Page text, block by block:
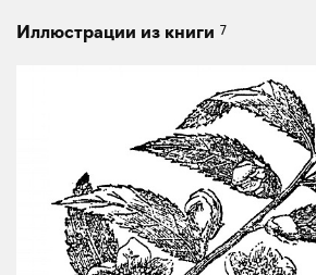
Иллюстрации из книги 7